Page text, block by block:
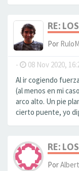
RE:
Por
- 08 Nov 2020,
Al ir cogiendo
(al menos en mi
arco alto. Un pie
cierto puente, yo
RE:
Por